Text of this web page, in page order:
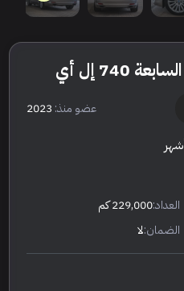
عضو منذ: 2023
العداد:229,000 كم
الضمان:لا